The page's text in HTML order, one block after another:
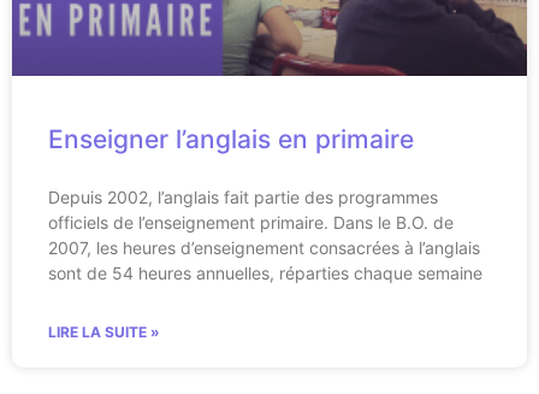
Enseigner l’anglais en primaire
Depuis 2002, l’anglais fait partie des programmes
officiels de l’enseignement primaire. Dans le B.O. de
2007, les heures d’enseignement consacrées à l’anglais
sont de 54 heures annuelles, réparties chaque semaine
LIRE LA SUITE »